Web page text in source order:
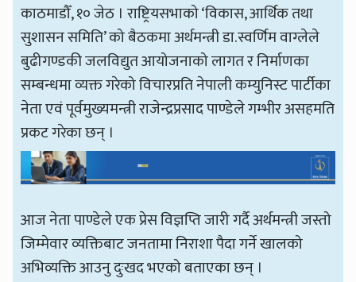
काठमाडौँ, १० जेठ । राष्ट्रियसभाको ‘विकास, आर्थिक तथा
सुशासन समिति’ को बैठकमा अर्थमन्त्री डा.स्वर्णिम वाग्लेले
बुढीगण्डकी जलविद्युत आयोजनाको लागत र निर्माणका
सम्बन्धमा व्यक्त गरेको विचारप्रति नेपाली कम्युनिस्ट पार्टीका
नेता एवं पूर्वमुख्यमन्त्री राजेन्द्रप्रसाद पाण्डेले गम्भीर असहमति
प्रकट गरेका छन् ।
आज नेता पाण्डेले एक प्रेस विज्ञप्ति जारी गर्दै अर्थमन्त्री जस्तो
जिम्मेवार व्यक्तिबाट जनतामा निराशा पैदा गर्ने खालको
अभिव्यक्ति आउनु दुःखद भएको बताएका छन् ।